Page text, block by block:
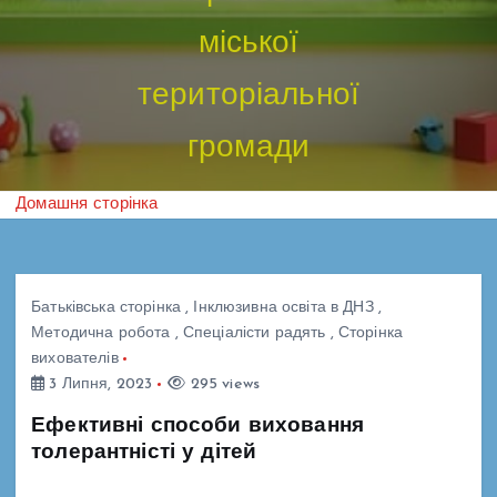
міської
територіальної
громади
Домашня сторінка
Батьківська сторінка, Інклюзивна освіта в ДНЗ,
Методична робота , Спеціалісти радять , Сторінка
вихователів
3 Липня, 2023
295 views
Ефективні способи виховання
толерантністі у дітей